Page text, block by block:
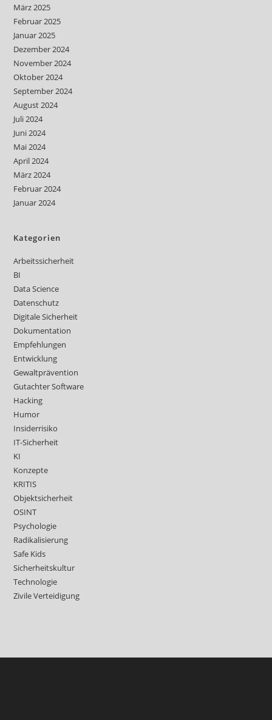
März 2025
Februar 2025
Januar 2025
Dezember 2024
November 2024
Oktober 2024
September 2024
August 2024
Juli 2024
Juni 2024
Mai 2024
April 2024
März 2024
Februar 2024
Januar 2024
Kategorien
Arbeitssicherheit
BI
Data Science
Datenschutz
Digitale Sicherheit
Dokumentation
Empfehlungen
Entwicklung
Gewaltprävention
Gutachter Software
Hacking
Humor
Insiderrisiko
IT-Sicherheit
KI
Konzepte
KRITIS
Objektsicherheit
OSINT
Psychologie
Radikalisierung
Safe Kids
Sicherheitskultur
Technologie
Zivile Verteidigung